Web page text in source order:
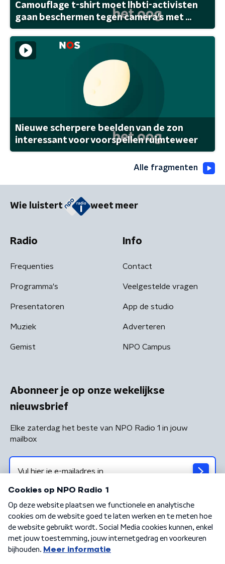
Camouflage t-shirt moet lhbti-activisten
gaan beschermen tegen camera's met ...
Nieuwe scherpere beelden van de zon
interessant voor voorspellen ruimteweer
Alle fragmenten
Wie luistert weet meer
Radio
Frequenties
Programma's
Presentatoren
Muziek
Gemist
Info
Contact
Veelgestelde vragen
App de studio
Adverteren
NPO Campus
Abonneer je op onze wekelijkse
nieuwsbrief
Elke zaterdag het beste van NPO Radio 1 in jouw
mailbox
Algemene voorwaarden